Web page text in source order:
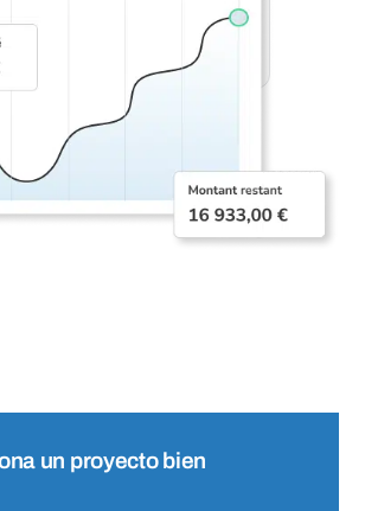
un proyecto bien